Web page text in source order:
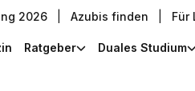
2026 Azubis finden Für
Ratgeber Duales Studium